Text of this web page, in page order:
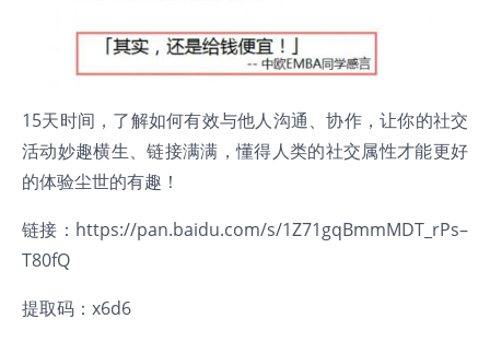
15天时间，了解如何有效与他人沟通、协作，让你的社交
活动妙趣横生、链接满满，懂得人类的社交属性才能更好
的体验尘世的有趣！
链接： https://pan.baidu.com/s/1Z71gqBmmMDT_rPs–
T80fQ
提取码：x6d6